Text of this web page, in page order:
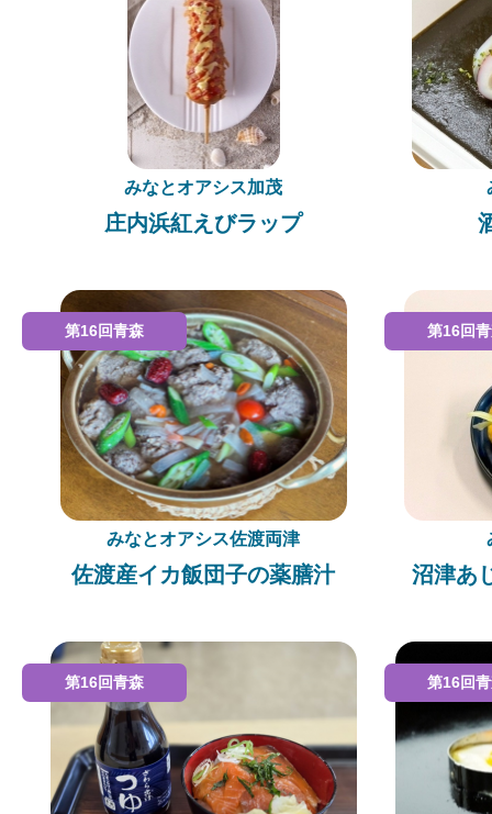
みなとオアシス加茂
庄内浜紅えびラップ
みなとオアシス佐渡両津
佐渡産イカ飯団子の薬膳汁
第16回青森
沼津あ
第16回
第16回青森 第16回